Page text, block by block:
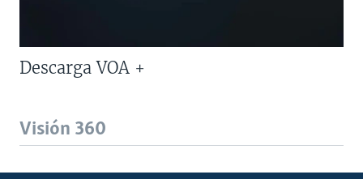
Descarga VOA +
Visión 360